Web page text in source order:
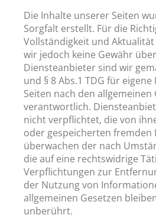
Die Inhalte unserer Seiten
Sorgfalt erstellt. Für die
Vollständigkeit und
wir jedoch keine Gewähr
Diensteanbieter sind wir
und § 8 Abs.1 TDG für
Seiten nach den allgemeinen
verantwortlich.
nicht verpflichtet, die von
oder gespeicherten
überwachen der nach
die auf eine rechtswidrige
Verpflichtungen zur
der Nutzung von
allgemeinen Gesetzen
unberührt.